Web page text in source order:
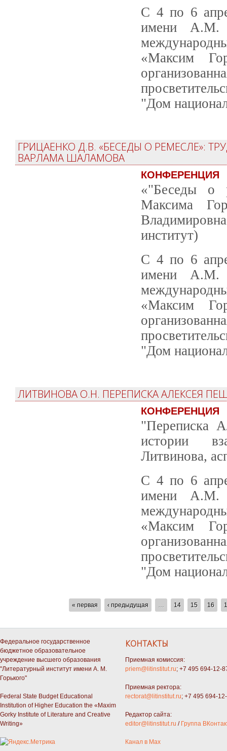
С 4 по 6
имени А.М.
«Максим
"Дом
ГРИЦАЕНКО Д.В. «БЕСЕДЫ О РЕМЕСЛЕ»:
ВАРЛАМА ШАЛАМОВА
КОНФЕРЕНЦИЯ
«"Беседы о
Максима
институт)
С 4 по 6
имени А.М.
«Максим
"Дом
ЛИТВИНОВА О.Н. ПЕРЕПИСКА АЛЕКСЕЯ
КОНФЕРЕНЦИЯ
"Переписка
истории
Литвинова,
С 4 по 6
имени А.М.
«Максим
"Дом
СТРАНИЦЫ« первая ‹ предыдущая 14 15 16
Федеральное государственное
бюджетное образовательное
учреждение высшего образования
"Литературный институт имени А. М.
Горького"
Federal State Budget Educational
Institution of Higher Education the «Maxim
Gorky Institute of Literature and Creative
Writing»
КОНТАКТЫ
Приемная комиссия:
priem@litinstitut.ru; +7 495 694-12-
Приемная ректора:
rectorat@litinstitut.ru; +7 495 694-
Редактор сайта:
editor@litinstitut.ru / Группа
Канал в Max